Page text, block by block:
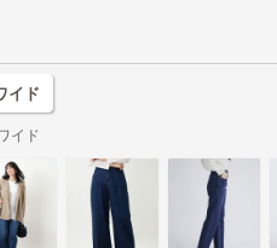
イド
イド